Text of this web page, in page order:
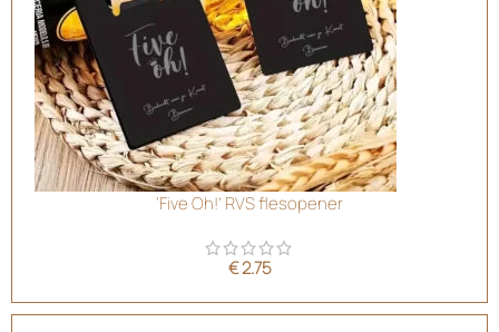
‘Five Oh!’ RVS flesopener
€2.75